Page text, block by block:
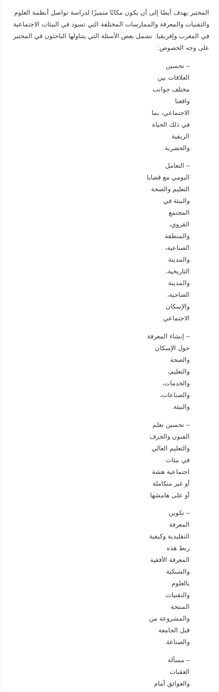
المختبر يهدف أيضًا إلى أن يكون مكانًا متميزًا لدراسة تواصل أنظمة العلوم
والتقنيات والمعرفة والممارسات المختلفة التي تسود في البيئات الاجتماعية
في المغرب وإفريقيا. تشمل بعض الأسئلة التي يتناولها الباحثون في المختبر
على وجه الخصوص:
– تحسين
العلاقات بين
مختلف جوانب
واقعنا
الاجتماعي، بما
في ذلك الحياة
الريفية
والحضرية.
– التعامل
اليومي مع قضايا
التعليم والصحة
والبيئة في
المجتمع
القروي،
والمنطقة
الصناعية،
والمدينة
التاريخية،
والمدينة
الضاحية،
والإسكان
الاجتماعي.
– إنشاء المعرفة
حول الإسكان
والصحة
والتعليم،
والخدمات،
والصناعات،
والبيئة.
– تحسين تعلم
الفنون والحرف
والتعليم العالي
في بيئات
اجتماعية هشة
أو غير متكاملة
أو على هامشها.
– تكوين
المعرفة
التقليدية وكيفية
ربط هذه
المعرفة الأفقية
والشبكية
بالعلوم
والتقنيات
المنتجة
والمشروعة من
قبل الجامعة
والصناعة.
– مسألة
العقبات
والعوائق أمام